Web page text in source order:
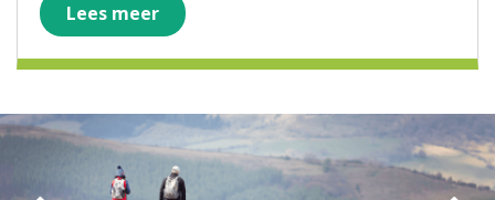
Lees meer